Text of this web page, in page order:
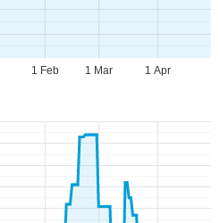
1 Feb 1 Mar 1 Apr